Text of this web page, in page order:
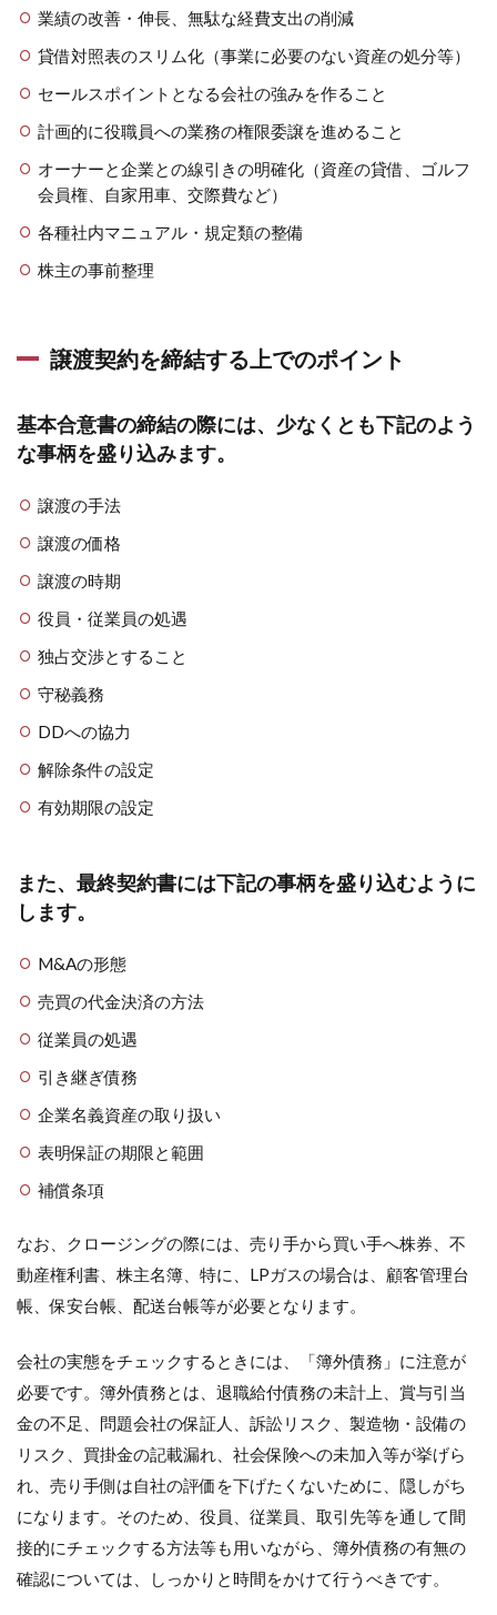
業績の改善・伸長、無駄な経費支出の削減
貸借対照表のスリム化（事業に必要のない資産の処分等）
セールスポイントとなる会社の強みを作ること
計画的に役職員への業務の権限委譲を進めること
オーナーと企業との線引きの明確化（資産の貸借、ゴルフ
会員権、自家用車、交際費など）
各種社内マニュアル・規定類の整備
株主の事前整理
譲渡契約を締結する上でのポイント
基本合意書の締結の際には、少なくとも下記のよう
な事柄を盛り込みます。
譲渡の手法
譲渡の価格
譲渡の時期
役員・従業員の処遇
独占交渉とすること
守秘義務
DDへの協力
解除条件の設定
有効期限の設定
また、最終契約書には下記の事柄を盛り込むように
します。
M&Aの形態
売買の代金決済の方法
従業員の処遇
引き継ぎ債務
企業名義資産の取り扱い
表明保証の期限と範囲
補償条項
なお、クロージングの際には、売り手から買い手へ株券、不
動産権利書、株主名簿、特に、LPガスの場合は、顧客管理台
帳、保安台帳、配送台帳等が必要となります。
会社の実態をチェックするときには、「簿外債務」に注意が
必要です。簿外債務とは、退職給付債務の未計上、賞与引当
金の不足、問題会社の保証人、訴訟リスク、製造物・設備の
リスク、買掛金の記載漏れ、社会保険への未加入等が挙げら
れ、売り手側は自社の評価を下げたくないために、隠しがち
になります。そのため、役員、従業員、取引先等を通して間
接的にチェックする方法等も用いながら、簿外債務の有無の
確認については、しっかりと時間をかけて行うべきです。